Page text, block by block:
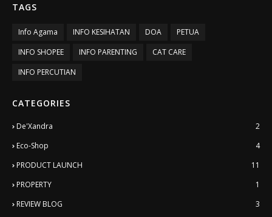
TAGS
Info Agama INFO KESIHATAN DOA
PETUA
INFO SHOPEE
INFO PARENTING
CAT CARE
INFO PERCUTIAN
CATEGORIES
De'Xandra
2
Eco-Shop
4
PRODUCT LAUNCH
11
PROPERTY
1
REVIEW BLOG
3